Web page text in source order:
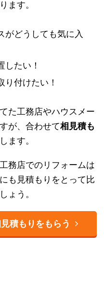
ります。
がどうしても気に
したい！
り付けたい！
た工務店やハウスメ
すが、合わせて相見
メ します。
務店でのリフォーム
にも見積もりをとっ
ましょう。
積もりをもらう